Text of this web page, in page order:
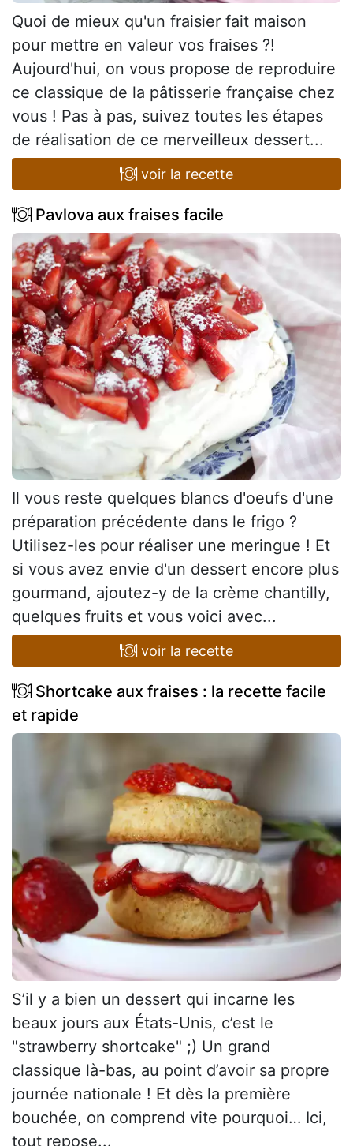
Quoi de mieux qu'un fraisier fait maison
pour mettre en valeur vos fraises ?!
Aujourd'hui, on vous propose de reproduire
ce classique de la pâtisserie française chez
vous ! Pas à pas, suivez toutes les étapes
de réalisation de ce merveilleux dessert...
voir la recette
Pavlova aux fraises facile
Il vous reste quelques blancs d'oeufs d'une
préparation précédente dans le frigo ?
Utilisez-les pour réaliser une meringue ! Et
si vous avez envie d'un dessert encore plus
gourmand, ajoutez-y de la crème chantilly,
quelques fruits et vous voici avec...
voir la recette
Shortcake aux fraises : la recette facile
et rapide
S’il y a bien un dessert qui incarne les
beaux jours aux États-Unis, c’est le
"strawberry shortcake" ;) Un grand
classique là-bas, au point d’avoir sa propre
journée nationale ! Et dès la première
bouchée, on comprend vite pourquoi… Ici,
tout repose...